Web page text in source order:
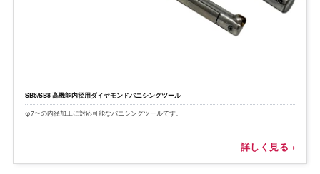
SB6/SB8 高機能内径用ダイヤモンドバニシングツール
φ7〜の内径加工に対応可能なバニシングツールです。